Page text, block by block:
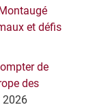
et défis
de
des
2026